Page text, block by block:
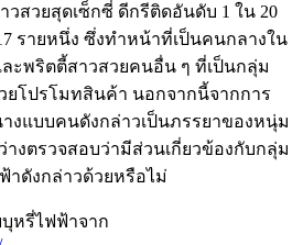
สวยสุดเซ็กซี่ ดีกรีติดอันดับ 1 ใน 20
รายหนึ่ง ซึ่งทำหน้าที่เป็นคนกลางใน
ะพริตตี้สาวสวยคนอื่น ๆ ที่เป็นกลุ่ม
ยโปรโมทสินค้า นอกจากนี้จากการ
งแบบคนดังกล่าวเป็นภรรยาของหนุ่ม
งตรวจสอบว่ามีส่วนเกี่ยวข้องกับกลุ่ม
าดังกล่าวด้วยหรือไม่
หรี่ไฟฟ้าจาก